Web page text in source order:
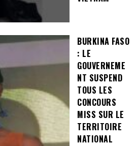
BURKINA FASO
: LE
GOUVERNEME
NT SUSPEND
TOUS LES
CONCOURS
MISS SUR LE
TERRITOIRE
NATIONAL